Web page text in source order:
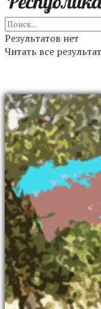
Результатов нет
Читать все